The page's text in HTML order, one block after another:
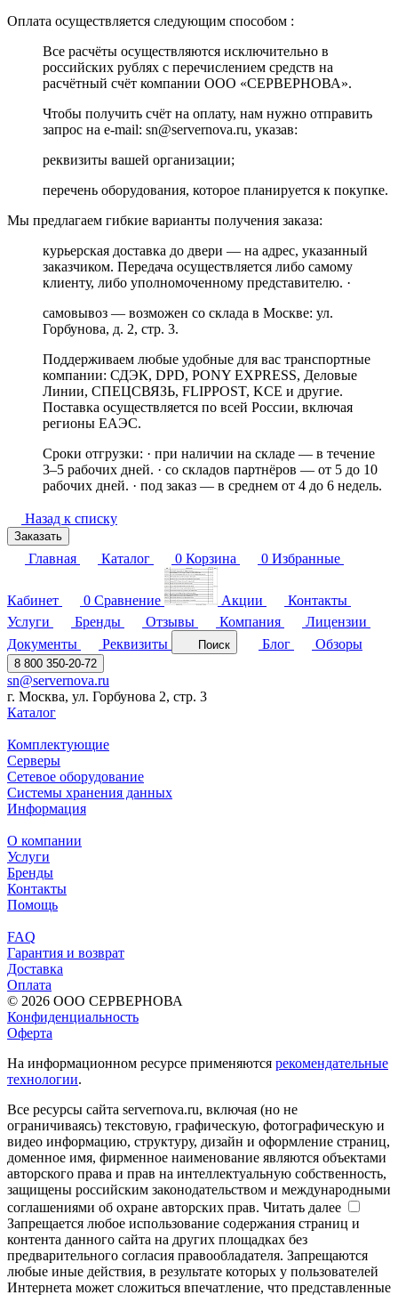
Оплата осуществляется следующим способом :
Все расчёты осуществляются исключительно в
российских рублях с перечислением средств на
расчётный счёт компании ООО «СЕРВЕРНОВА».
Чтобы получить счёт на оплату, нам нужно отправить
запрос на e-mail: sn@servernova.ru, указав:
реквизиты вашей организации;
перечень оборудования, которое планируется к покупке.
Мы предлагаем гибкие варианты получения заказа:
курьерская доставка до двери — на адрес, указанный
заказчиком. Передача осуществляется либо самому
клиенту, либо уполномоченному представителю. ·
самовывоз — возможен со склада в Москве: ул.
Горбунова, д. 2, стр. 3.
Поддерживаем любые удобные для вас транспортные
компании: СДЭК, DPD, PONY EXPRESS, Деловые
Линии, СПЕЦСВЯЗЬ, FLIPPOST, KCE и другие.
Поставка осуществляется по всей России, включая
регионы ЕАЭС.
Сроки отгрузки: · при наличии на складе — в течение
3–5 рабочих дней. · со складов партнёров — от 5 до 10
рабочих дней. · под заказ — в среднем от 4 до 6 недель.
Назад к списку
Заказать
Главная Каталог 0 Корзина 0 Избранные
Кабинет 0 Сравнение Акции
Контакты
Услуги
Бренды Отзывы Компания
Лицензии
Документы
Реквизиты Поиск Блог Обзоры
8 800 350-20-72
sn@servernova.ru
г. Москва, ул. Горбунова 2, стр. 3
Каталог
Комплектующие
Серверы
Сетевое оборудование
Системы хранения данных
Информация
О компании
Услуги
Бренды
Контакты
Помощь
FAQ
Гарантия и возврат
Доставка
Оплата
© 2026 ООО СЕРВЕРНОВА
Конфиденциальность
Оферта
На информационном ресурсе применяются рекомендательные
технологии.
Все ресурсы сайта servernova.ru, включая (но не
ограничиваясь) текстовую, графическую, фотографическую и
видео информацию, структуру, дизайн и оформление страниц,
доменное имя, фирменное наименование являются объектами
авторского права и прав на интеллектуальную собственность,
защищены российским законодательством и международными
соглашениями об охране авторских прав. Читать далее
Запрещается любое использование содержания страниц и
контента данного сайта на других площадках без
предварительного согласия правообладателя. Запрещаются
любые иные действия, в результате которых у пользователей
Интернета может сложиться впечатление, что представленные